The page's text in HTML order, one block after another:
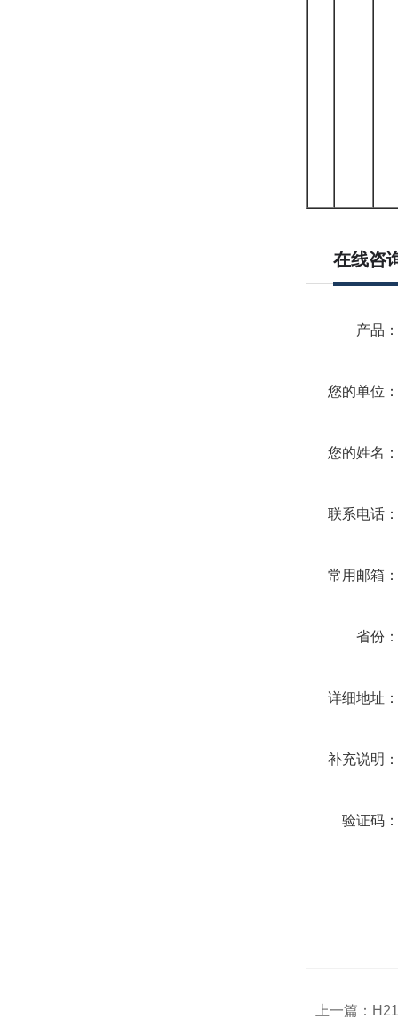
在线咨
产品
您的单位
您的姓名
联系电话
常用邮箱
省份
详细地址
补充说明
验证码
上一篇：